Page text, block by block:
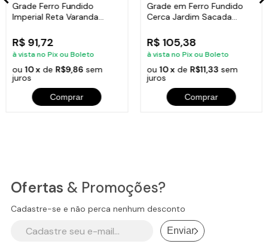
Grade Ferro Fundido
Imperial Reta Varanda
R$ 91,72
à vista no Pix ou Boleto
ou10 x de R$9,86 sem
juros
Comprar
Grade em Ferro Fundido
Cerca Jardim Sacada
R$ 105,38
à vista no Pix ou Boleto
ou 10 x de R$11,33 sem
juros
Comprar
Ofertas & Promoções?
Cadastre-se e não perca nenhum desconto
Enviar